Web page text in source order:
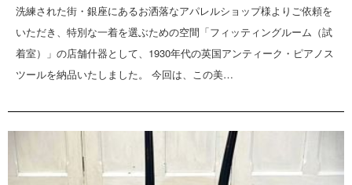
洗練された街・銀座にあるお洒落なアパレルショップ様よりご依頼を
いただき、特別な一着を選ぶための空間「フィッティングルーム（試
着室）」の店舗什器として、1930年代の英国アンティーク・ピアノス
ツールを納品いたしました。 今回は、この美…